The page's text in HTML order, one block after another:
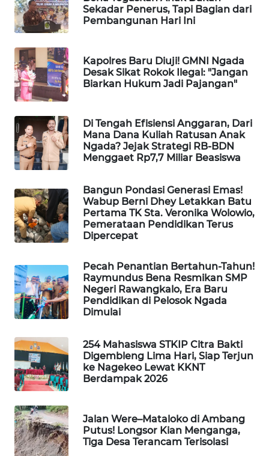
Sekadar Penerus, Tapi Bagian dari
Pembangunan Hari Ini
Kapolres Baru Diuji! GMNI Ngada
Desak Sikat Rokok Ilegal: "Jangan
Biarkan Hukum Jadi Pajangan"
Di Tengah Efisiensi Anggaran, Dari
Mana Dana Kuliah Ratusan Anak
Ngada? Jejak Strategi RB-BDN
Menggaet Rp7,7 Miliar Beasiswa
Bangun Pondasi Generasi Emas!
Wabup Berni Dhey Letakkan Batu
Pertama TK Sta. Veronika Wolowio,
Pemerataan Pendidikan Terus
Dipercepat
Pecah Penantian Bertahun-Tahun!
Raymundus Bena Resmikan SMP
Negeri Rawangkalo, Era Baru
Pendidikan di Pelosok Ngada
Dimulai
254 Mahasiswa STKIP Citra Bakti
Digembleng Lima Hari, Siap Terjun
ke Nagekeo Lewat KKNT
Berdampak 2026
Jalan Were–Mataloko di Ambang
Putus! Longsor Kian Menganga,
Tiga Desa Terancam Terisolasi
LKKI
PORTAL
KONSUMEN
FORWAMKI
ALPERKLINAS
TAMBANG
NEWS
NEWS
SIDIKALANG
NEWS
SIBARAGAS
NEWS
METRO
SIANTAR
NEWS
METRO